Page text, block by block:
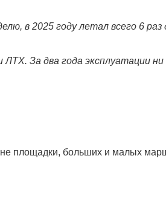
в 2025 году летал всего 6 раз
За два года эксплуатации ни
площадки, больших и малых